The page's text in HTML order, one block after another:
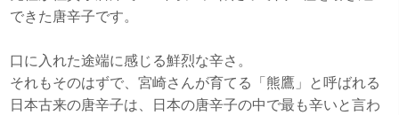
できた唐辛子です。
口に入れた途端に感じる鮮烈な辛さ。
それもそのはずで、宮崎さんが育てる「熊鷹」と呼ばれる
日本古来の唐辛子は、日本の唐辛子の中で最も辛いと言わ